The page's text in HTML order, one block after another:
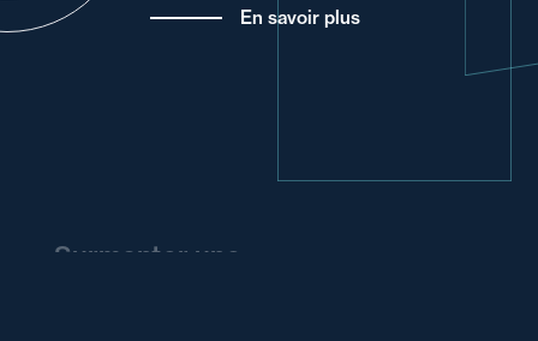
En savoir plus
Surmonter une